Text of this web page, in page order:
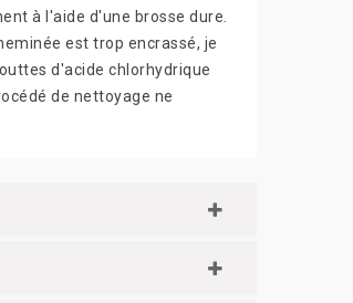
à l'aide d'une brosse dure.
est trop encrassé, je
d'acide chlorhydrique
de nettoyage ne